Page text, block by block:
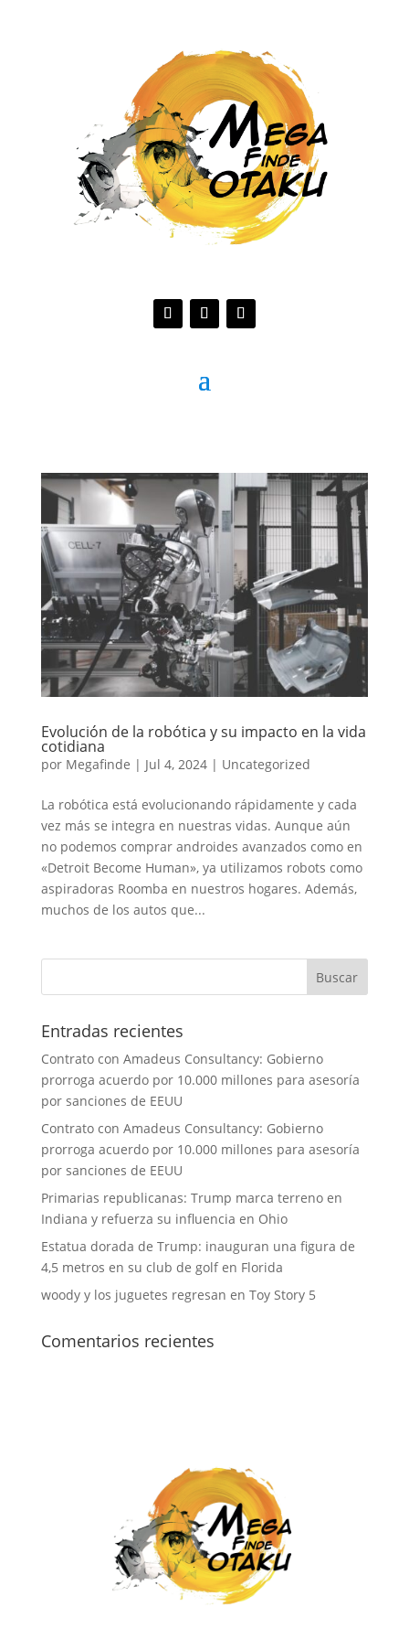
Evolución de la robótica y su impacto en la vida
cotidiana
por Megafinde | Jul 4, 2024| Uncategorized
La robótica está evolucionando rápidamente y cada
vez más se integra en nuestras vidas. Aunque aún
no podemos comprar androides avanzados como en
«Detroit Become Human», ya utilizamos robots como
aspiradoras Roomba en nuestros hogares. Además,
muchos de los autos que...
Entradas recientes
Contrato con Amadeus Consultancy: Gobierno
prorroga acuerdo por 10.000 millones para asesoría
por sanciones de EEUU
Contrato con Amadeus Consultancy: Gobierno
prorroga acuerdo por 10.000 millones para asesoría
por sanciones de EEUU
Primarias republicanas: Trump marca terreno en
Indiana y refuerza su influencia en Ohio
Estatua dorada de Trump: inauguran una figura de
4,5 metros en su club de golf en Florida
woody y los juguetes regresan en Toy Story 5
Comentarios recientes